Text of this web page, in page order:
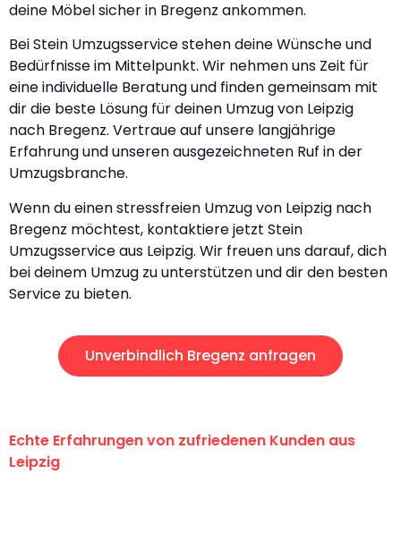
deine Möbel sicher in Bregenz ankommen.
Bei Stein Umzugsservice stehen deine Wünsche und
Bedürfnisse im Mittelpunkt. Wir nehmen uns Zeit für
eine individuelle Beratung und finden gemeinsam mit
dir die beste Lösung für deinen Umzug von Leipzig
nach Bregenz. Vertraue auf unsere langjährige
Erfahrung und unseren ausgezeichneten Ruf in der
Umzugsbranche.
Wenn du einen stressfreien Umzug von Leipzig nach
Bregenz möchtest, kontaktiere jetzt Stein
Umzugsservice aus Leipzig. Wir freuen uns darauf, dich
bei deinem Umzug zu unterstützen und dir den besten
Service zu bieten.
Unverbindlich Bregenz anfragen
Echte Erfahrungen von zufriedenen Kunden aus
Leipzig